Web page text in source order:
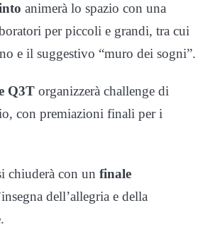
animerà lo spazio con una
per piccoli e grandi, tra cui
e il suggestivo “muro dei sogni”.
Q3T organizzerà challenge di
con premiazioni finali per i
chiuderà con un finale
dell’allegria e della